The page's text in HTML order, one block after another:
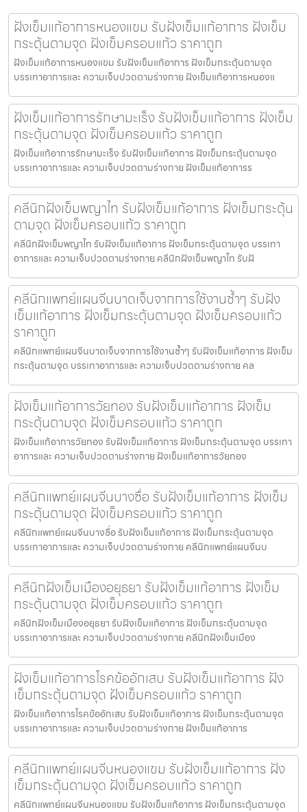
ฝังเข็มแก้อาการหนองแขม รับฝังเข็มแก้อาการ ฝังเข็ม
กระตุ้นตามจุด ฝังเข็มครอบแก้ว ราคาถูก
ฝังเข็มแก้อาการหนองแขม รับฝังเข็มแก้อาการ ฝังเข็มกระตุ้นตามจุด
บรรเทาอาการและ ความเจ็บปวดตามร่างกาย ฝังเข็มแก้อาการหนองแ
ฝังเข็มแก้อาการรักษามะเร็ง รับฝังเข็มแก้อาการ ฝังเข็ม
กระตุ้นตามจุด ฝังเข็มครอบแก้ว ราคาถูก
ฝังเข็มแก้อาการรักษามะเร็ง รับฝังเข็มแก้อาการ ฝังเข็มกระตุ้นตามจุด
บรรเทาอาการและ ความเจ็บปวดตามร่างกาย ฝังเข็มแก้อาการร
คลีนิกฝังเข็มพญาไท รับฝังเข็มแก้อาการ ฝังเข็มกระตุ้น
ตามจุด ฝังเข็มครอบแก้ว ราคาถูก
คลีนิกฝังเข็มพญาไท รับฝังเข็มแก้อาการ ฝังเข็มกระตุ้นตามจุด บรรเทา
อาการและ ความเจ็บปวดตามร่างกาย คลีนิกฝังเข็มพญาไท รับฝั
คลีนิกแพทย์แผนจีนบาดเจ็บจากการใช้งานซ้ำๆ รับฝัง
เข็มแก้อาการ ฝังเข็มกระตุ้นตามจุด ฝังเข็มครอบแก้ว
ราคาถูก
คลีนิกแพทย์แผนจีนบาดเจ็บจากการใช้งานซ้ำๆ รับฝังเข็มแก้อาการ ฝังเข็ม
กระตุ้นตามจุด บรรเทาอาการและ ความเจ็บปวดตามร่างกาย คล
ฝังเข็มแก้อาการวัยทอง รับฝังเข็มแก้อาการ ฝังเข็ม
กระตุ้นตามจุด ฝังเข็มครอบแก้ว ราคาถูก
ฝังเข็มแก้อาการวัยทอง รับฝังเข็มแก้อาการ ฝังเข็มกระตุ้นตามจุด บรรเทา
อาการและ ความเจ็บปวดตามร่างกาย ฝังเข็มแก้อาการวัยทอง
คลีนิกแพทย์แผนจีนบางซื่อ รับฝังเข็มแก้อาการ ฝังเข็ม
กระตุ้นตามจุด ฝังเข็มครอบแก้ว ราคาถูก
คลีนิกแพทย์แผนจีนบางซื่อ รับฝังเข็มแก้อาการ ฝังเข็มกระตุ้นตามจุด
บรรเทาอาการและ ความเจ็บปวดตามร่างกาย คลีนิกแพทย์แผนจีนบ
คลีนิกฝังเข็มเมืองอยุธยา รับฝังเข็มแก้อาการ ฝังเข็ม
กระตุ้นตามจุด ฝังเข็มครอบแก้ว ราคาถูก
คลีนิกฝังเข็มเมืองอยุธยา รับฝังเข็มแก้อาการ ฝังเข็มกระตุ้นตามจุด
บรรเทาอาการและ ความเจ็บปวดตามร่างกาย คลีนิกฝังเข็มเมือง
ฝังเข็มแก้อาการโรคข้ออักเสบ รับฝังเข็มแก้อาการ ฝัง
เข็มกระตุ้นตามจุด ฝังเข็มครอบแก้ว ราคาถูก
ฝังเข็มแก้อาการโรคข้ออักเสบ รับฝังเข็มแก้อาการ ฝังเข็มกระตุ้นตามจุด
บรรเทาอาการและ ความเจ็บปวดตามร่างกาย ฝังเข็มแก้อาการ
คลีนิกแพทย์แผนจีนหนองแขม รับฝังเข็มแก้อาการ ฝัง
เข็มกระตุ้นตามจุด ฝังเข็มครอบแก้ว ราคาถูก
คลีนิกแพทย์แผนจีนหนองแขม รับฝังเข็มแก้อาการ ฝังเข็มกระตุ้นตามจุด